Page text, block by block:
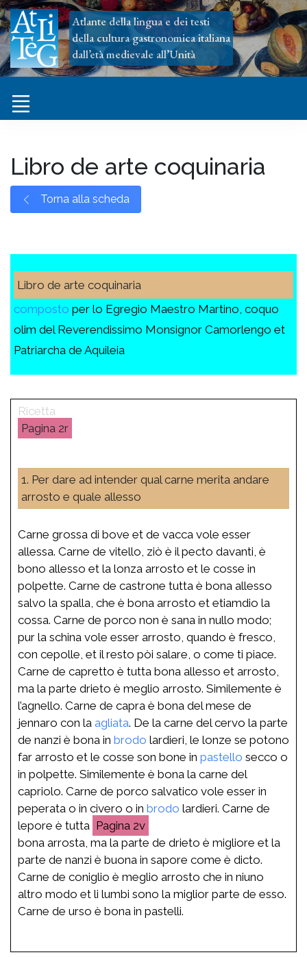
Atlante della lingua e dei testi
della cultura gastronomica italiana
dall’età medievale all’Unità
Libro de arte coquinaria
Torna alla scheda
Libro de arte coquinaria
composto per lo Egregio Maestro Martino, coquo
olim del Reverendissimo Monsignor Camorlengo et
Patriarcha de Aquileia
2r
1. Per dare ad intender qual carne merita andare
arrosto e quale allesso
Carne grossa di bove et de vacca vole esser
allessa. Carne de vitello, ziò è il pecto davanti, è
bono allesso et la lonza arrosto et le cosse in
polpette. Carne de castrone tutta è bona allesso
salvo la spalla, che è bona arrosto et etiamdio la
cossa. Carne de porco non è sana in nullo modo;
pur la schina vole esser arrosto, quando è fresco,
con cepolle, et il resto pòi salare, o come ti piace.
Carne de capretto è tutta bona allesso et arrosto,
ma la parte drieto è meglio arrosto. Similemente è
l’agnello. Carne de capra è bona del mese de
jennaro con la agliata. De la carne del cervo la parte
de nanzi è bona in brodo lardieri, le lonze se potono
far arrosto et le cosse son bone in pastello secco o
in polpette. Similemente è bona la carne del
capriolo. Carne de porco salvatico vole esser in
peperata o in civero o in brodo lardieri. Carne de
lepore è tutta
2v
bona arrosta, ma la parte de drieto è migliore et la
parte de nanzi è buona in sapore come è dicto.
Carne de coniglio è meglio arrosto che in niuno
altro modo et li lumbi sono la miglior parte de esso.
Carne de urso è bona in pastelli.